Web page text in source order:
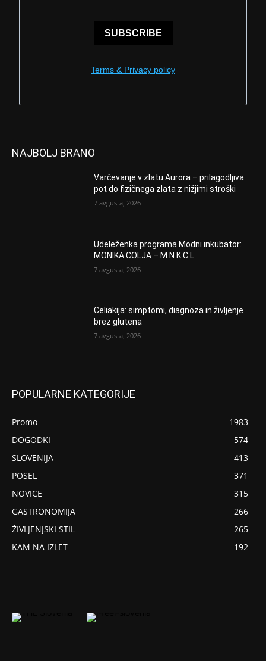
SUBSCRIBE
Terms & Privacy policy
NAJBOLJ BRANO
Varčevanje v zlatu Aurora – prilagodljiva
pot do fizičnega zlata z nižjimi stroški
7 avgusta, 2026
Udeleženka programa Modni inkubator:
MONIKA COLJA – M N K C L
7 avgusta, 2026
Celiakija: simptomi, diagnoza in življenje
brez glutena
7 avgusta, 2026
POPULARNE KATEGORIJE
Promo
1983
DOGODKI
574
SLOVENIJA
413
POSEL
371
NOVICE
315
GASTRONOMIJA
266
ŽIVLJENJSKI STIL
265
KAM NA IZLET
192